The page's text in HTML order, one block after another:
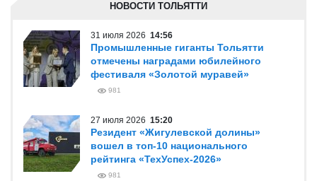
НОВОСТИ ТОЛЬЯТТИ
31 июля 2026 14:56
Промышленные гиганты Тольятти
отмечены наградами юбилейного
фестиваля «Золотой муравей»
981
27 июля 2026 15:20
Резидент «Жигулевской долины»
вошел в топ-10 национального
рейтинга «ТехУспех-2026»
981